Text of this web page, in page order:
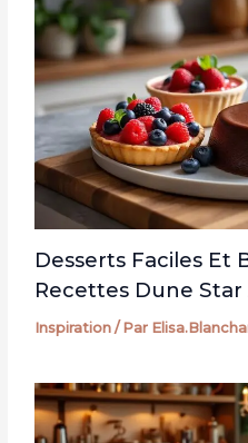
Desserts Faciles Et
Recettes Dune Star
Inspiration / Par